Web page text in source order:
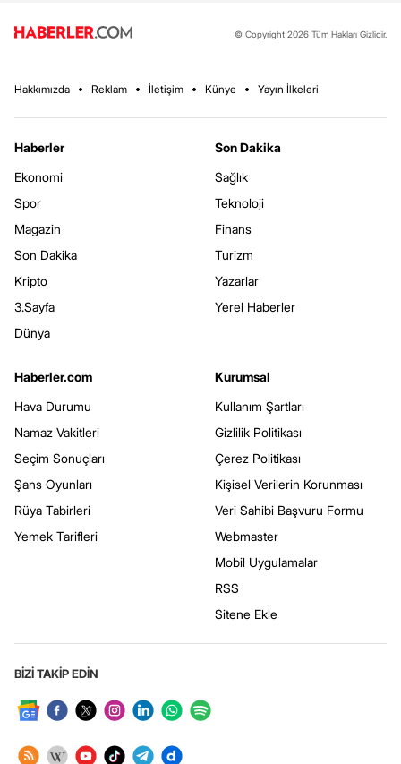
© Copyright 2026 Tüm Hakları Gizlidir.
Hakkımızda Reklam İletişim Künye Yayın İlkeleri
Haberler
Ekonomi
Spor
Magazin
Son Dakika
Kripto
3.Sayfa
Dünya
Son Dakika
Sağlık
Teknoloji
Finans
Turizm
Yazarlar
Yerel Haberler
Haberler.com
Hava Durumu
Namaz Vakitleri
Seçim Sonuçları
Şans Oyunları
Rüya Tabirleri
Yemek Tarifleri
Kurumsal
Kullanım Şartları
Gizlilik Politikası
Çerez Politikası
Kişisel Verilerin Korunması
Veri Sahibi Başvuru Formu
Webmaster
Mobil Uygulamalar
RSS
Sitene Ekle
BİZİ TAKİP EDİN